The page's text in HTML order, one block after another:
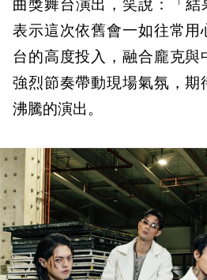
曲獎舞台演出，笑說：「結
表示這次依舊會一如往常用
台的高度投入，融合龐克與
強烈節奏帶動現場氣氛，期
沸騰的演出。